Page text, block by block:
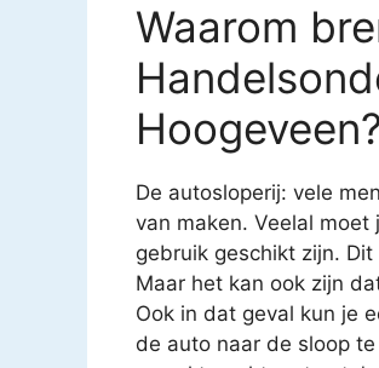
Waarom
Hoogeveen?
De autosloperij: vele
van maken. Veelal
gebruik geschikt zijn.
Maar het kan ook zijn
Ook in dat geval kun je
de auto naar de sloop